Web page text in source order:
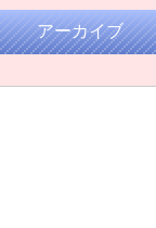
アーカイブ